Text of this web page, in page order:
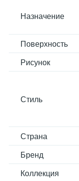
Назначение
Поверхность
Рисунок
Стиль
Страна
Бренд
Коллекция